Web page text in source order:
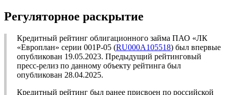
Регуляторное раскрытие
Кредитный рейтинг облигационного займа ПАО «ЛК
«Европлан» серии 001P-05 (RU000A105518) был впервые
опубликован 19.05.2023. Предыдущий рейтинговый
пресс-релиз по данному объекту рейтинга был
опубликован 28.04.2025.
Кредитный рейтинг был ранее присвоен по российской